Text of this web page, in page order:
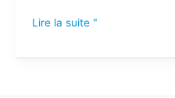
Lire la suite "